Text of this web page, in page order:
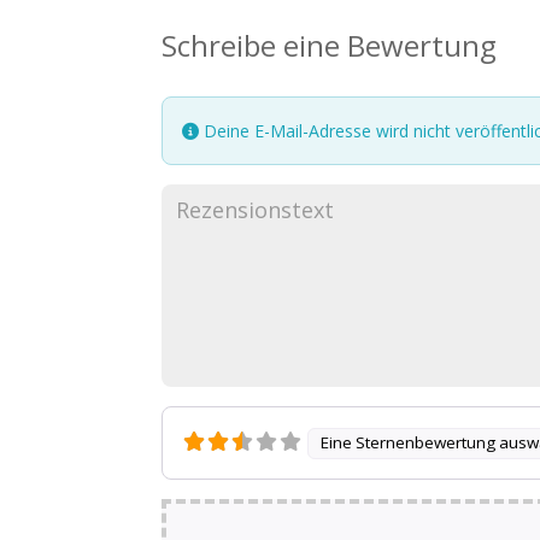
Schreibe eine Bewertung
Deine E-Mail-Adresse wird nicht
Eine Sternenbewertung